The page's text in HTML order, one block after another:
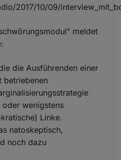
2017/10/09/
meldet
die Ausführenden einer
betriebenen
wenigstens
Linke.
natoskeptisch,
noch dazu